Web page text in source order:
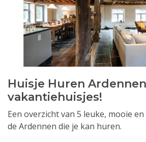
Huisje Huren
vakantiehuisjes!
Een overzicht van 5 leuke, mooie
de Ardennen die je kan huren.